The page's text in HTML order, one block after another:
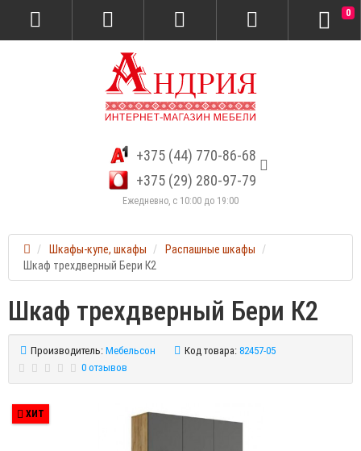
+375 (44) 770-86-68
+375 (29) 280-97-79
Ежедневно, с 10:00 до 19:00
0
Шкафы-купе, шкафы
Распашные шкафы
Шкаф трехдверный Бери К2
Шкаф трехдверный Бери К2
Производитель: Мебельсон Код товара: 82457-05
0 отзывов
ХИТ